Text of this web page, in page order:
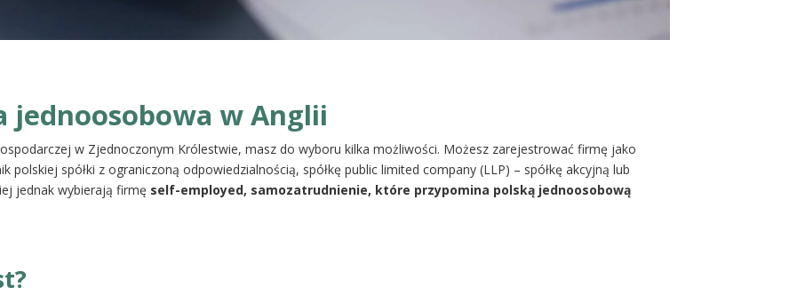
jednoosobowa w Anglii
w Zjednoczonym Królestwie, masz do wyboru kilka możliwości. Możesz zarejestrować firmę jako
polskiej spółki z ograniczoną odpowiedzialnością, spółkę public limited company (LLP) – spółkę akcyjną lub
jednak wybierają firmę self-employed, samozatrudnienie, które przypomina polską jednoosobową